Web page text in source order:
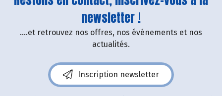
newsletter !
....et retrouvez nos offres, nos événements et nos
actualités.
Inscription newsletter